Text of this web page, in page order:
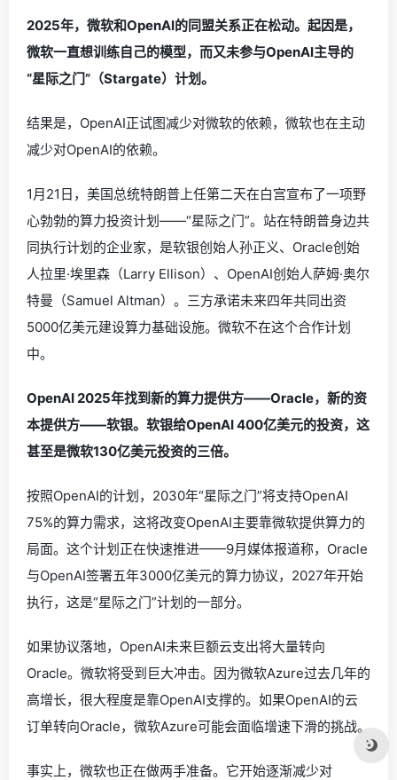
2025年，微软和OpenAI的同盟关系正在松动。起因是，
微软一直想训练自己的模型，而又未参与OpenAI主导的
“星际之门”（Stargate）计划。
结果是，OpenAI正试图减少对微软的依赖，微软也在主动
减少对OpenAI的依赖。
1月21日，美国总统特朗普上任第二天在白宫宣布了一项野
心勃勃的算力投资计划——“星际之门”。站在特朗普身边共
同执行计划的企业家，是软银创始人孙正义、Oracle创始
人拉里·埃里森（Larry Ellison）、OpenAI创始人萨姆·奥尔
特曼（Samuel Altman）。三方承诺未来四年共同出资
5000亿美元建设算力基础设施。微软不在这个合作计划
中。
OpenAI 2025年找到新的算力提供方——Oracle，新的资
本提供方——软银。软银给OpenAI 400亿美元的投资，这
甚至是微软130亿美元投资的三倍。
按照OpenAI的计划，2030年“星际之门”将支持OpenAI
75%的算力需求，这将改变OpenAI主要靠微软提供算力的
局面。这个计划正在快速推进——9月媒体报道称，Oracle
与OpenAI签署五年3000亿美元的算力协议，2027年开始
执行，这是“星际之门”计划的一部分。
如果协议落地，OpenAI未来巨额云支出将大量转向
Oracle。微软将受到巨大冲击。因为微软Azure过去几年的
高增长，很大程度是靠OpenAI支撑的。如果OpenAI的云
订单转向Oracle，微软Azure可能会面临增速下滑的挑战。
事实上，微软也正在做两手准备。它开始逐渐减少对